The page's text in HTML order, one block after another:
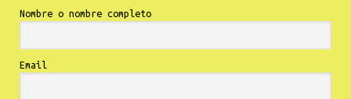
Nombre o nombre completo
Email